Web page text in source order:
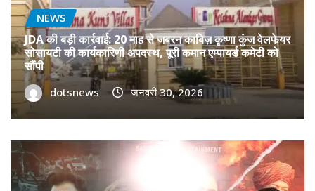
NEWS
JDA की बड़ी कार्रवाई: 20 माह से जबरन काबिज़ कृष्णा कुंज वेलफेयर
सोसायटी की कार्यकारिणी अपदस्थ, पूरी कमान एम्पायर्ड कमेटी को
सौंपी
dotsnews जनवरी 30, 2026